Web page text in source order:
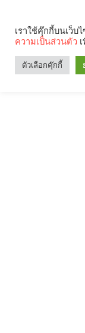
เราใช้คุ๊กกี้บนเว็บ
ความเป็นส่วนตัว
ตัวเลือกคุ๊กกี้